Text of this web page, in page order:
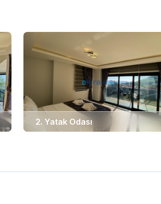
2. Yatak Odası